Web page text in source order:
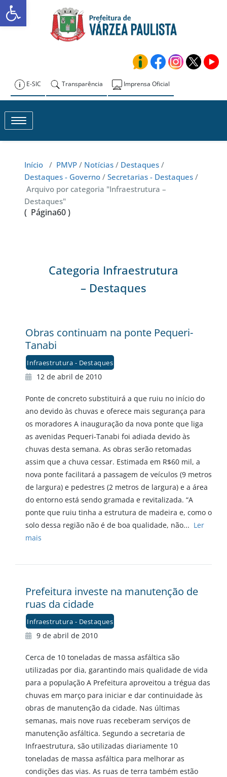
Skip
to
Prefeitura de
E-SIC Transparência Imprensa Oficial
Toggle navigation
Início / PMVP / Notícias / Destaques /
Destaques - Governo / Secretarias - Destaques /
Arquivo por categoria "Infraestrutura –
Destaques"
( Página60 )
Categoria Infraestrutura
– Destaques
Obras continuam na ponte Pequeri-
Tanabi
Infraestrutura - Destaques
12 de abril de 2010
Ponte de concreto substituirá a que ruiu no início do
ano devido às chuvas e oferece mais segurança para
os moradores A inauguração da nova ponte que liga
as avenidas Pequeri-Tanabi foi adiada devido às
chuvas desta semana. As obras serão retomadas
assim que a chuva cessar. Estimada em R$60 mil, a
nova ponte facilitará a passagem de veículos (9 metros
de largura) e pedestres (2 metros de largura) e a área
do entorno está sendo gramada e revitalizada. “A
ponte que ruiu tinha a estrutura de madeira e, como o
solo dessa região não é de boa qualidade, não... Ler
mais
Prefeitura investe na manutenção de
ruas da cidade
Infraestrutura - Destaques
9 de abril de 2010
Cerca de 10 toneladas de massa asfáltica são
utilizadas por dia, garantindo mais qualidade de vida
para a população A Prefeitura aproveitou a trégua das
chuvas em março para iniciar e dar continuidade às
obras de manutenção da cidade. Nas últimas
semanas, mais nove ruas receberam serviços de
manutenção asfáltica. Segundo a secretaria de
Infraestrutura, são utilizadas diariamente 10
toneladas de massa asfáltica para melhorar as
condições das vias. As ruas de terra também estão